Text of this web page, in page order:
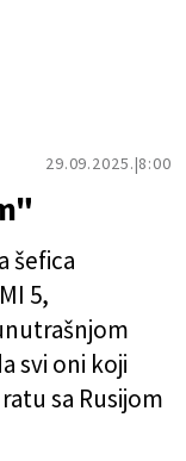
29.09.2025. 8:00
šefica
5,
svi oni koji
sa Rusijom